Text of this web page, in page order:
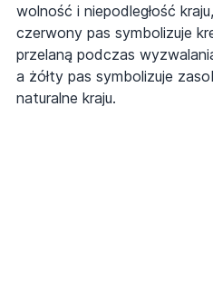
wolność i niepodległość kraju,
czerwony pas symbolizuje
przelaną podczas
a żółty pas symbolizuje
naturalne kraju.